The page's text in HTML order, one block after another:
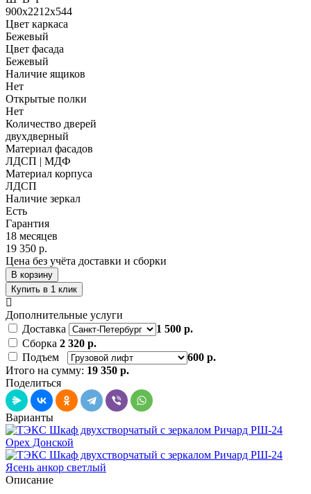
900x2212x544
Цвет каркаса
Бежевый
Цвет фасада
Бежевый
Наличие ящиков
Нет
Открытые полки
Нет
Количество дверей
двухдверный
Материал фасадов
ЛДСП | МДФ
Материал корпуса
ЛДСП
Наличие зеркал
Есть
Гарантия
18 месяцев
19 350 р.
Цена без учёта доставки и сборки
В корзину
Купить в 1 клик
Дополнительные услуги
Доставка
1 500 р.
Сборка 2 320 р.
Подъем
600 р.
Итого на сумму: 19 350 р.
Поделиться
Варианты
Описание